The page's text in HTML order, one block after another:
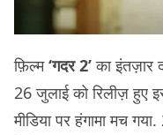
फ़िल्म‘गदर 2’का
26 जुलाई को रिलीज़ हुए
मीडिया पर हंगामा मच